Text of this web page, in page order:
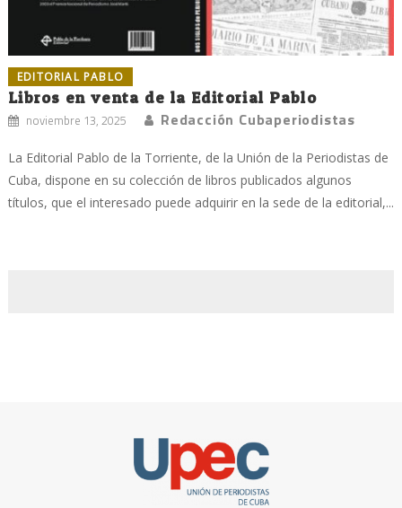
EDITORIAL PABLO
Libros en venta de la Editorial Pablo
noviembre 13, 2025 Redacción Cubaperiodistas
La Editorial Pablo de la Torriente, de la Unión de la Periodistas de
Cuba, dispone en su colección de libros publicados algunos
títulos, que el interesado puede adquirir en la sede de la editorial,...